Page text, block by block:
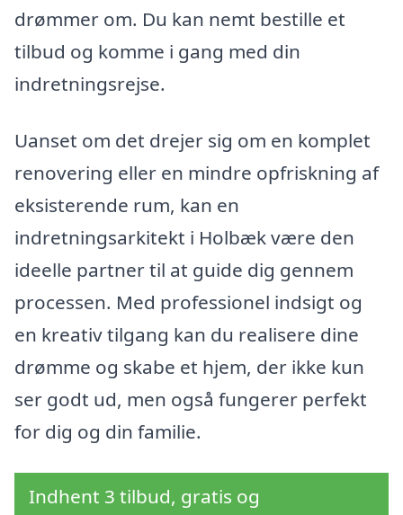
drømmer om. Du kan nemt bestille et
tilbud og komme i gang med din
indretningsrejse.
Uanset om det drejer sig om en komplet
renovering eller en mindre opfriskning af
eksisterende rum, kan en
indretningsarkitekt i Holbæk være den
ideelle partner til at guide dig gennem
processen. Med professionel indsigt og
en kreativ tilgang kan du realisere dine
drømme og skabe et hjem, der ikke kun
ser godt ud, men også fungerer perfekt
for dig og din familie.
Indhent 3 tilbud, gratis og